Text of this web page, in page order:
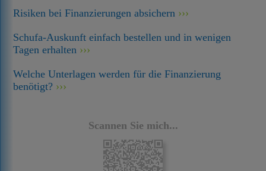
Risiken bei Finanzierungen absichern
Schufa-Auskunft einfach bestellen und in wenigen
Tagen erhalten
Welche Unterlagen werden für die Finanzierung
benötigt?
Scannen Sie mich...